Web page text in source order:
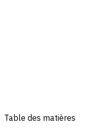
Table des matières